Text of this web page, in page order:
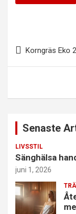
Korngräs Eko
Senaste
LIVSSTIL
Sänghälsa
juni 1, 2026